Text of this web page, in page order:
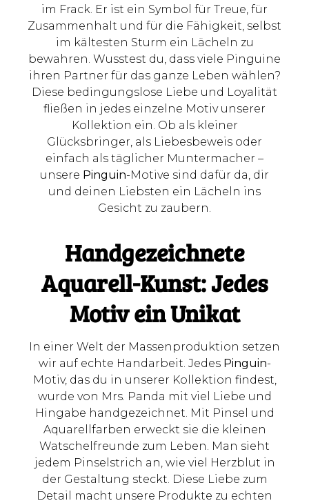
im Frack. Er ist ein Symbol für Treue, für
Zusammenhalt und für die Fähigkeit, selbst
im kältesten Sturm ein Lächeln zu
bewahren. Wusstest du, dass viele Pinguine
ihren Partner für das ganze Leben wählen?
Diese bedingungslose Liebe und Loyalität
fließen in jedes einzelne Motiv unserer
Kollektion ein. Ob als kleiner
Glücksbringer, als Liebesbeweis oder
einfach als täglicher Muntermacher –
unsere Pinguin-Motive sind dafür da, dir
und deinen Liebsten ein Lächeln ins
Gesicht zu zaubern.
Handgezeichnete
Aquarell-Kunst: Jedes
Motiv ein Unikat
In einer Welt der Massenproduktion setzen
wir auf echte Handarbeit. Jedes Pinguin-
Motiv, das du in unserer Kollektion findest,
wurde von Mrs. Panda mit viel Liebe und
Hingabe handgezeichnet. Mit Pinsel und
Aquarellfarben erweckt sie die kleinen
Watschelfreunde zum Leben. Man sieht
jedem Pinselstrich an, wie viel Herzblut in
der Gestaltung steckt. Diese Liebe zum
Detail macht unsere Produkte zu echten